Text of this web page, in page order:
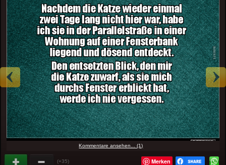
Kommentare ansehen... (1)
(+35) Merken